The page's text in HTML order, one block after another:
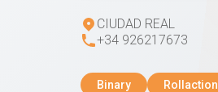
CIUDAD REAL
+34 926217673
Binary Rollaction